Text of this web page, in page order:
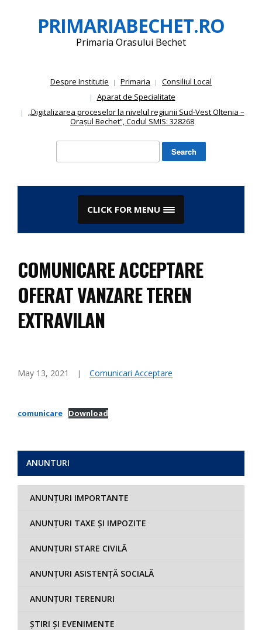
to
content
PRIMARIABECHET.RO
Primaria Orasului Bechet
Despre Institutie Primaria
Consiliul Local
Aparat de Specialitate
„Digitalizarea proceselor la nivelul regiunii Sud-Vest Oltenia –
Orașul Bechet”, Codul SMIS: 328268
CLICK FOR MENU
COMUNICARE ACCEPTARE
OFERAT VANZARE TEREN
EXTRAVILAN
May 13, 2021 Comunicari Acceptare
comunicare Download
ANUNTURI
ANUNȚURI IMPORTANTE
ANUNȚURI TAXE ȘI IMPOZITE
ANUNȚURI STARE CIVILĂ
ANUNȚURI ASISTENȚĂ SOCIALĂ
ANUNȚURI TERENURI
ȘTIRI ȘI EVENIMENTE